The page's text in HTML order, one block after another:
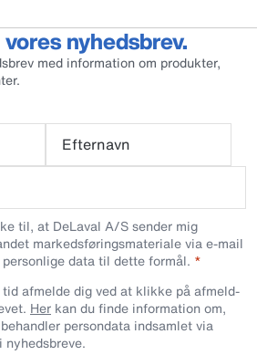
nyhedsbrev.
med information om produkter,
Efternavn
til, at DeLaval A/S sender mig
markedsføringsmateriale via e-mail
data til dette formål.
afmelde dig ved at klikke på afmeld-
Her kan du finde information om,
persondata indsamlet via
nyhedsbreve.